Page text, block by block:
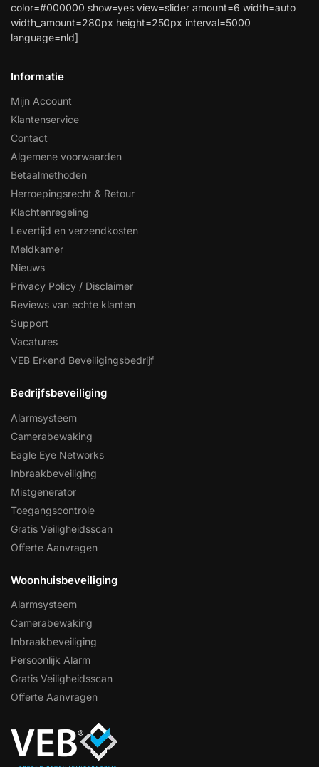
color=#000000 show=yes view=slider amount=6 width=auto
width_amount=280px height=250px interval=5000
language=nld]
Informatie
Mijn Account
Klantenservice
Contact
Algemene voorwaarden
Betaalmethoden
Herroepingsrecht & Retour
Klachtenregeling
Levertijd en verzendkosten
Meldkamer
Nieuws
Privacy Policy / Disclaimer
Reviews van echte klanten
Support
Vacatures
VEB Erkend Beveiligingsbedrijf
Bedrijfsbeveiliging
Alarmsysteem
Camerabewaking
Eagle Eye Networks
Inbraakbeveiliging
Mistgenerator
Toegangscontrole
Gratis Veiligheidsscan
Offerte Aanvragen
Woonhuisbeveiliging
Alarmsysteem
Camerabewaking
Inbraakbeveiliging
Persoonlijk Alarm
Gratis Veiligheidsscan
Offerte Aanvragen